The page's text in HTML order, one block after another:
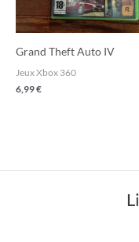
Grand Theft Auto IV
Jeux Xbox 360
6,99€